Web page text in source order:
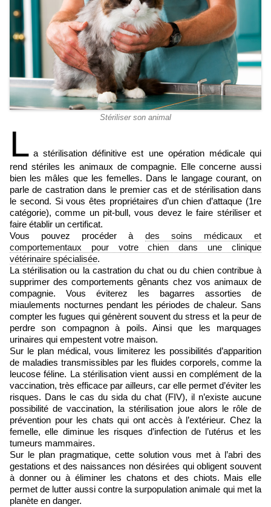
Stériliser son animal
L a stérilisation définitive est une opération médicale qui
rend stériles les animaux de compagnie. Elle concerne aussi
bien les mâles que les femelles. Dans le langage courant, on
parle de castration dans le premier cas et de stérilisation dans
le second. Si vous êtes propriétaires d’un chien d’attaque (1re
catégorie), comme un pit-bull, vous devez le faire stériliser et
faire établir un certificat.
Vous pouvez procéder à des soins médicaux et
comportementaux pour votre chien dans une clinique
vétérinaire spécialisée.
La stérilisation ou la castration du chat ou du chien contribue à
supprimer des comportements gênants chez vos animaux de
compagnie. Vous éviterez les bagarres assorties de
miaulements nocturnes pendant les périodes de chaleur. Sans
compter les fugues qui génèrent souvent du stress et la peur de
perdre son compagnon à poils. Ainsi que les marquages
urinaires qui empestent votre maison.
Sur le plan médical, vous limiterez les possibilités d’apparition
de maladies transmissibles par les fluides corporels, comme la
leucose féline. La stérilisation vient aussi en complément de la
vaccination, très efficace par ailleurs, car elle permet d’éviter les
risques. Dans le cas du sida du chat (FIV), il n’existe aucune
possibilité de vaccination, la stérilisation joue alors le rôle de
prévention pour les chats qui ont accès à l’extérieur. Chez la
femelle, elle diminue les risques d’infection de l’utérus et les
tumeurs mammaires.
Sur le plan pragmatique, cette solution vous met à l’abri des
gestations et des naissances non désirées qui obligent souvent
à donner ou à éliminer les chatons et des chiots. Mais elle
permet de lutter aussi contre la surpopulation animale qui met la
planète en danger.